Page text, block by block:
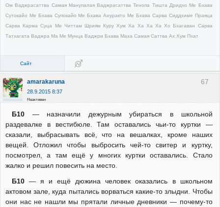
Ом Ваджрасаттва Самая Манупалая Ваджрасаттва Тенопа Тишта Дридхо Ме Бхава
Сутокайо Ме Бхава Супокайо Ме Бхава Ануракто Ме Бхава Сарва Сиддхиме Праяца
Сарва Карма Суца Ме Читтам Шриям Куру Хум Ха Ха Ха Ха Хо Бхагаван Сарва
Татхагата Ваджра Ма Ме Мунца Ваджри Бхава Маха Самая Саттва Ах Хум Пхат
Сайт
67
amarakaruna
28.9.2015 8:37
Неактивен
Б10— назначили дежурным убираться в школьной
раздевалке в вестибюле. Там оставались чьи-то куртки —
сказали, выбрасывать всё, что на вешалках, кроме наших
вещей. Отложил чтобы выбросить чей-то свитер и куртку,
посмотрел, а там ещё у многих куртки оставались. Стало
жалко и решил повесить на место.
Б10— я и ещё дюжина человек оказались в школьном
актовом зале, куда пытались ворваться какие-то злыдни. Чтобы
они нас не нашли мы прятали личные дневники — почему-то